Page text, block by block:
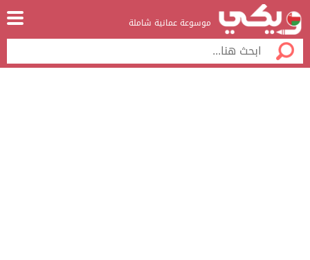
موسوعة عمانية شاملة